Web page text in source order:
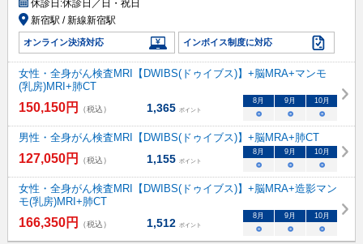
休診日:休診日／日・祝日
新宿駅 / 新線新宿駅
オンライン決済対応 インボイス制度に対応
女性・全身がん検査MRI【DWIBS(ドゥイブス)】+脳MRA+マンモ
(乳房)MRI+肺CT
150,150円 （税込） 1,365 ポイント
8 月 9 月 10月
○ ○ ○
男性・全身がん検査MRI【DWIBS(ドゥイブス)】+脳MRA+肺CT
127,050円 （税込） 1,155 ポイント
8 月 9 月 10月
○ ○ ○
女性・全身がん検査MRI【DWIBS(ドゥイブス)】+脳MRA+造影マン
モ(乳房)MRI+肺CT
166,350円 （税込） 1,512 ポイント
8 月 9 月 10月
○ ○ ○